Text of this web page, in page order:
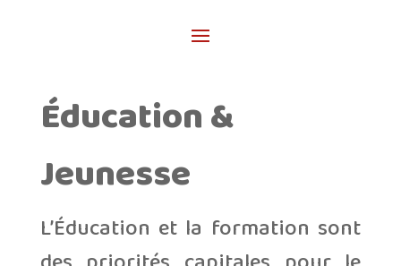
Éducation &
Jeunesse
L’Éducation et la formation sont